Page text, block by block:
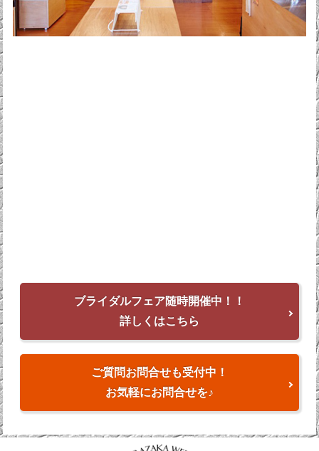
ブライダルフェア随時開催中！！
詳しくはこちら
ご質問お問合せも受付中！
お気軽にお問合せを♪